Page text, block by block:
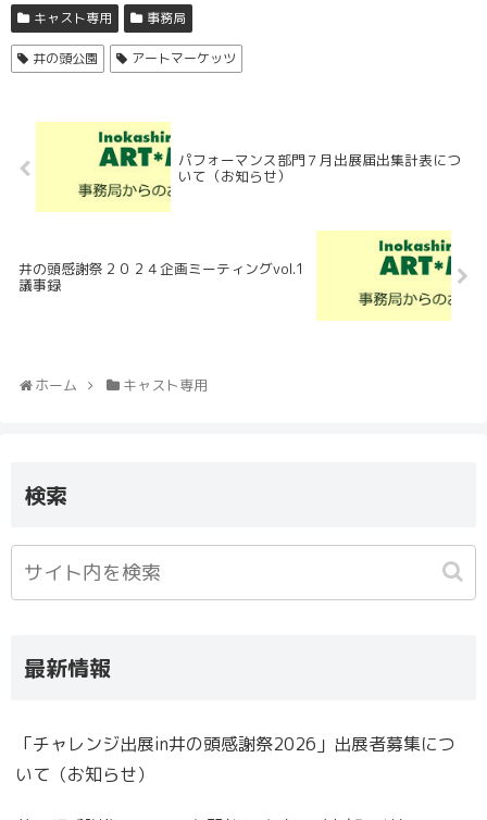
キャスト専用 事務局
井の頭公園 アートマーケッツ
パフォーマンス部門７月出展届出集計表につ
いて（お知らせ）
井の頭感謝祭２０２４企画ミーティングvol.1
議事録
ホーム キャスト専用
検索
最新情報
「チャレンジ出展in井の頭感謝祭2026」出展者募集につ
いて（お知らせ）